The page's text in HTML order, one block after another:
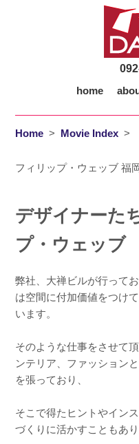
home
Home > Movie Index >
フィリップ・ウェッブ 福
デザイナーた
プ・ウェッブ
弊社、大禅ビルが行って
は空間に付加価値をつけ
います。
そのような仕事をさせて
ンテリア、ファッション
を張っており、
そこで得たヒントやイン
づくりに活かすこともあり